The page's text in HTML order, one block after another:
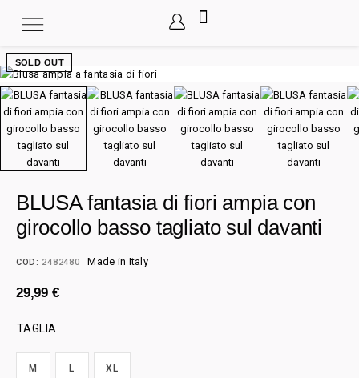
SOLD OUT
BLUSA fantasia di fiori ampia con
girocollo basso tagliato sul davanti
COD: 2482480 Made in Italy
29,99 €
TAGLIA
M L XL